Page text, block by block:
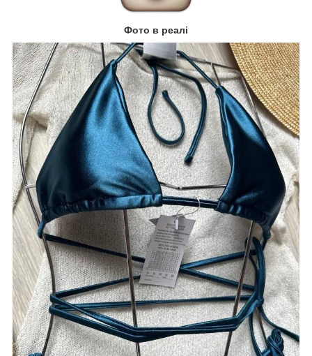
Фото в реалі